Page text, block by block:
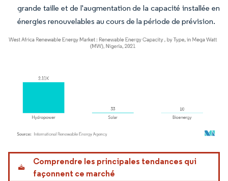
grande taille et de l'augmentation de la capacité installée en
énergies renouvelables au cours de la période de prévision.
Image © Mordor Intelligence. La réutilisation nécessite une attribution sous CC BY
Comprendre les principales tendances qui
façonnent ce marché